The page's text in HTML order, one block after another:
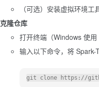
（可选）安装虚拟环境工
克隆仓库
打开终端（Windows 使
输入以下命令，将 Spark-